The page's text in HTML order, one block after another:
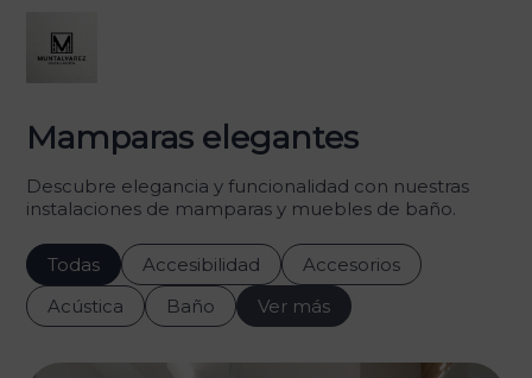
Mamparas elegantes
Descubre elegancia y funcionalidad con nuestras
instalaciones de mamparas y muebles de baño.
Todas Accesibilidad
Accesorios
Acústica
Baño Ver más